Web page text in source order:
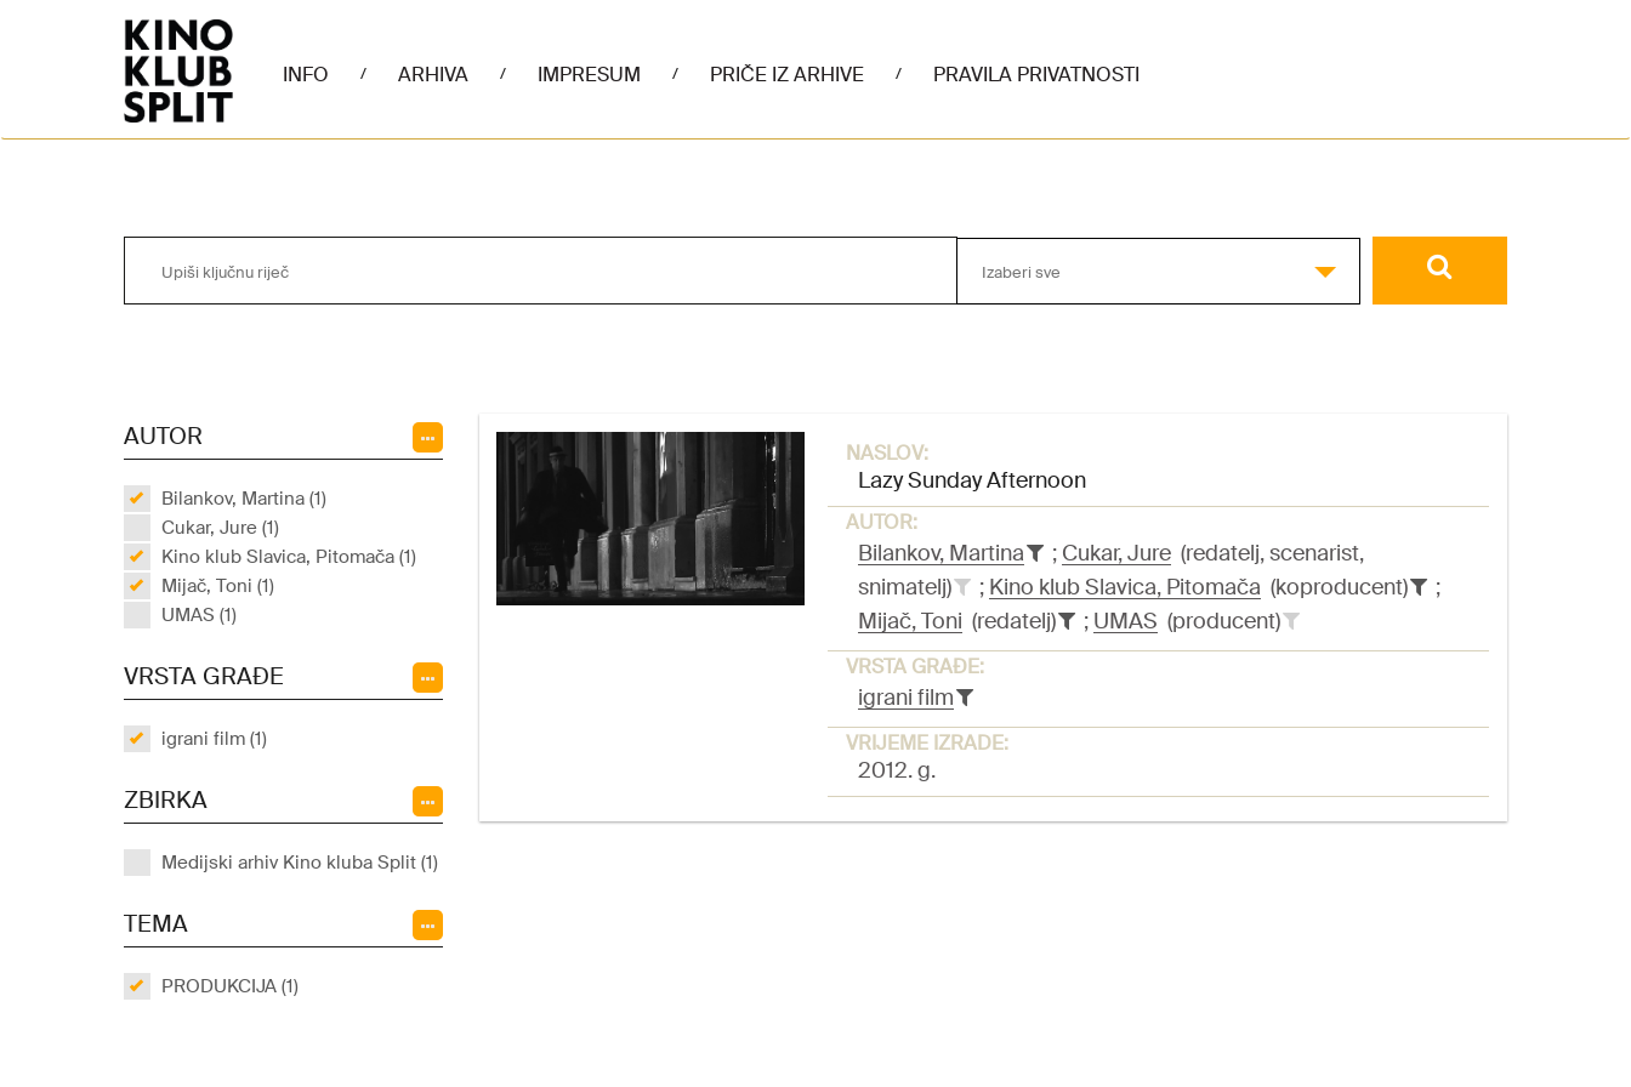
INFO / ARHIVA / IMPRESUM / PRIČE IZ ARHIVE / PRAVILA PRIVATNOSTI
Izaberi sve
AUTOR
Bilankov, Martina (1)
Cukar, Jure (1)
Kino klub Slavica, Pitomača (1)
Mijač, Toni (1)
UMAS (1)
VRSTA GRAĐE
igrani film (1)
ZBIRKA
Medijski arhiv Kino kluba Split (1)
TEMA
PRODUKCIJA (1)
NASLOV:
Lazy Sunday Afternoon
AUTOR:
Bilankov, Martina ; Cukar, Jure(redatelj, scenarist,
snimatelj)
; Kino klub Slavica, Pitomača (koproducent)
;
Mijač, Toni (redatelj) ; UMAS (producent)
VRSTA GRAĐE:
igrani film
VRIJEME IZRADE:
2012. g.